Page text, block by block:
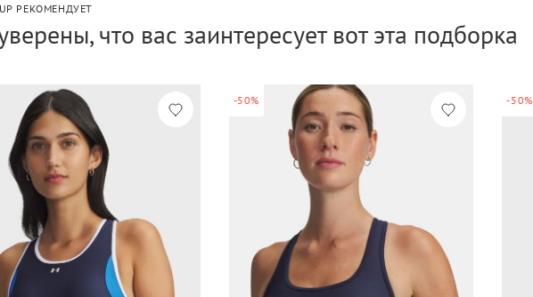
РЕКОМЕНДУЕТ
что вас заинтересует вот эта подборка
-50% -50%